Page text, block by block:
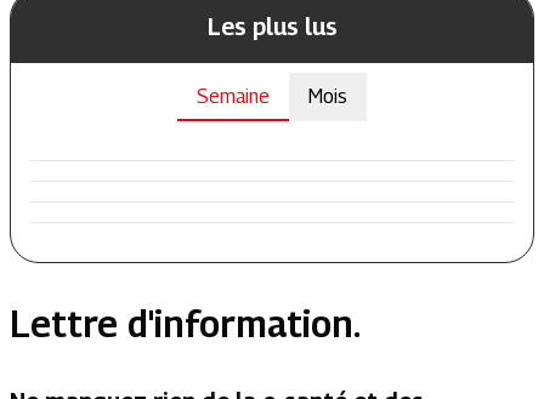
Les plus lus
Semaine Mois
Lettre d'information.